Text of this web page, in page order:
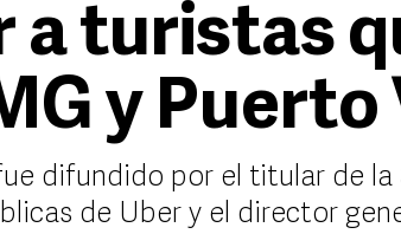
a turistas
y
difundido por el titular de la
de Uber y el director